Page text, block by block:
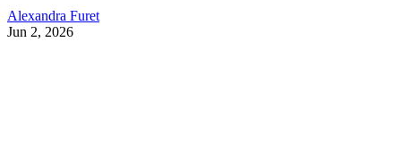
Alexandra Furet
Jun 2, 2026